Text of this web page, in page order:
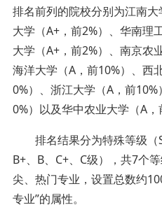
排名前列的院校分别为江南
大学（A+，前2%）、华南理
大学（A+，前2%）、南京农
海洋大学（A，前10%）、西
0%）、浙江大学（A，前
0%）以及华中农业大学（A，
排名结果分为特殊等级（
B+、B、C+、C级），共7个
尖、热门专业，设置总数约
专业”的属性。